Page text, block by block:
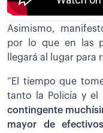
Asimismo,
por lo que en las
llegará al lugar
“El tiempo que
tanto la Policía y el
contingente
mayor de